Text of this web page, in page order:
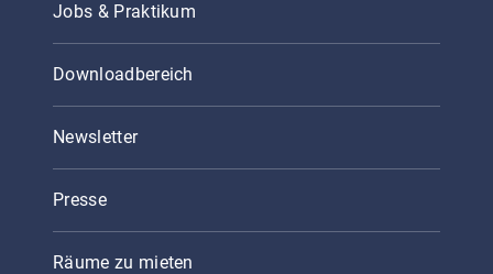
Jobs & Praktikum
Downloadbereich
Newsletter
Presse
Räume zu mieten